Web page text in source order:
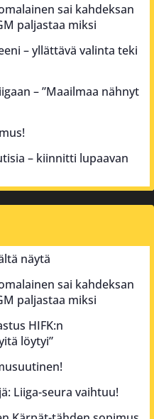
sai kahdeksan
paljastaa miksi
– yllättävä valinta teki
– ”Maailmaa nähnyt
– kiinnitti lupaavan
näytä
sai kahdeksan
paljastaa miksi
HIFK:n
löytyi”
Liiga-seura vaihtuu!